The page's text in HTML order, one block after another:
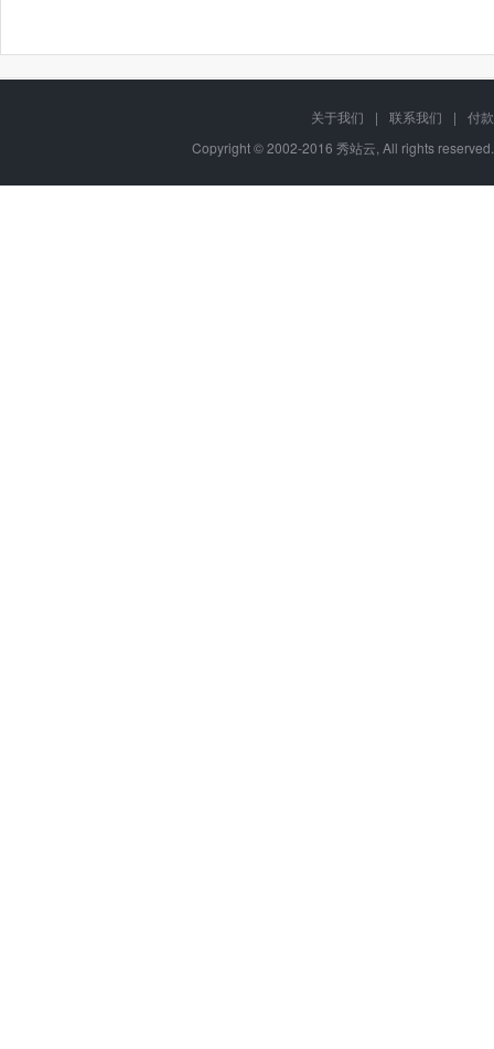
关于我们 | 联系我们 |
付
Copyright © 2002-2016 秀站云, All rights